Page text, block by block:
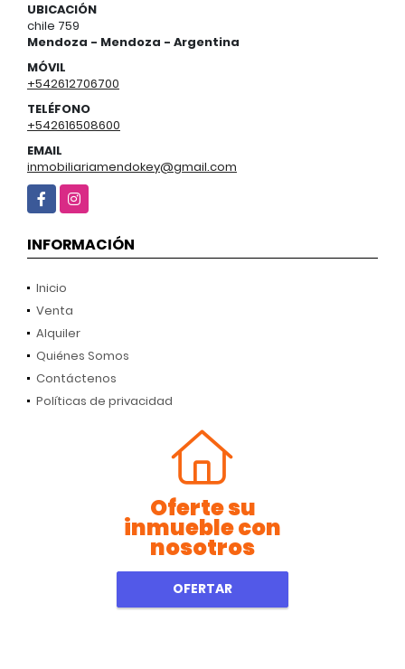
UBICACIÓN
chile 759
Mendoza - Mendoza - Argentina
MÓVIL
+542612706700
TELÉFONO
+542616508600
EMAIL
inmobiliariamendokey@gmail.com
FacebookInstagram
INFORMACIÓN
Inicio
Venta
Alquiler
Quiénes Somos
Contáctenos
Políticas de privacidad
Oferte su
inmueble con
nosotros
OFERTAR